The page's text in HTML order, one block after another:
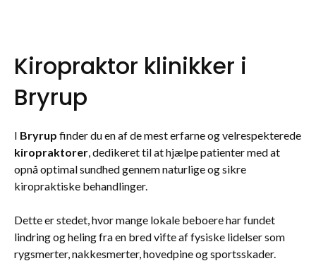
Kiropraktor klinikker i
Bryrup
I Bryrup finder du en af de mest erfarne og velrespekterede
kiropraktorer, dedikeret til at hjælpe patienter med at
opnå optimal sundhed gennem naturlige og sikre
kiropraktiske behandlinger.
Dette er stedet, hvor mange lokale beboere har fundet
lindring og heling fra en bred vifte af fysiske lidelser som
rygsmerter, nakkesmerter, hovedpine og sportsskader.